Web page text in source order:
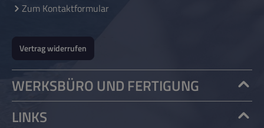
ULTRA.
Zum Kontaktformular
Vertrag widerrufen
WERKSBÜRO UND FERTIGUNG
LINKS